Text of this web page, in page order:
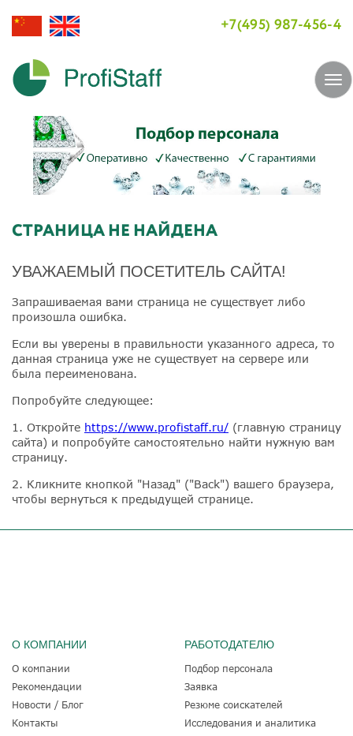
+7(495) 987-456-4
СТРАНИЦА НЕ НАЙДЕНА
УВАЖАЕМЫЙ ПОСЕТИТЕЛЬ САЙТА!
Запрашиваемая вами страница не существует либо
произошла ошибка.
Если вы уверены в правильности указанного адреса, то
данная страница уже не существует на сервере или
была переименована.
Попробуйте следующее:
1. Откройте https://www.profistaff.ru/ (главную страницу
сайта) и попробуйте самостоятельно найти нужную вам
страницу.
2. Кликните кнопкой "Назад" ("Back") вашего браузера,
чтобы вернуться к предыдущей странице.
О КОМПАНИИ
О компании
Рекомендации
Новости / Блог
Контакты
РАБОТОДАТЕЛЮ
Подбор персонала
Заявка
Резюме соискателей
Исследования и аналитика